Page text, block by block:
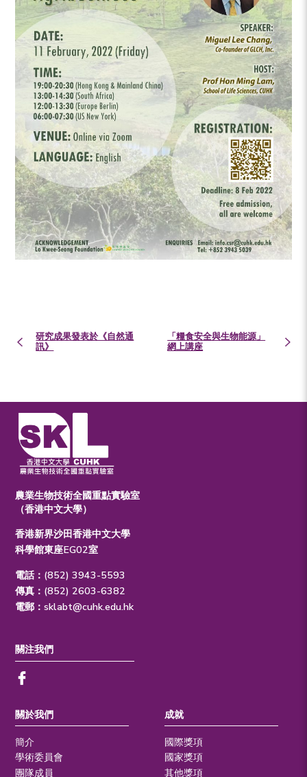
研究成果發表於《自然通
訊》
「糧食安全與生物能源」
網上講座
農業生物技術全國重點實驗室
（香港中文大學）
香港新界沙田香港中文大學
科學館東座EG02室
電話：(852) 3943-5593
傳真：(852) 2603-6382
電郵：sklabt@cuhk.edu.hk
關於我們
簡介
學術委員會
團隊成員
成就
國際獎項
國家獎項
其他獎項
關注我們